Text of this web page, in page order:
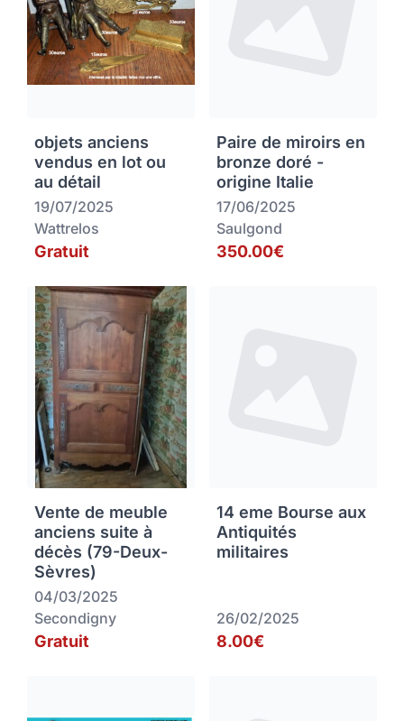
objets anciens
vendus en lot ou
au détail
19/07/2025
Wattrelos
Gratuit
Paire de miroirs en
bronze doré -
origine Italie
17/06/2025
Saulgond
350.00€
Vente de meuble
anciens suite à
décès (79-Deux-
Sèvres)
04/03/2025
Secondigny
Gratuit
14 eme Bourse aux
Antiquités
militaires
26/02/2025
8.00€